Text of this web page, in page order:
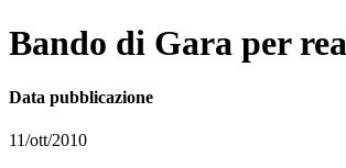
Bando di Gara per
Data pubblicazione
11/ott/2010